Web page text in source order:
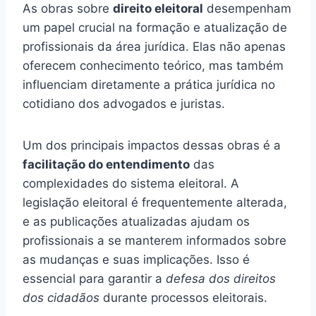
As obras sobre direito eleitoral desempenham
um papel crucial na formação e atualização de
profissionais da área jurídica. Elas não apenas
oferecem conhecimento teórico, mas também
influenciam diretamente a prática jurídica no
cotidiano dos advogados e juristas.
Um dos principais impactos dessas obras é a
facilitação do entendimento das
complexidades do sistema eleitoral. A
legislação eleitoral é frequentemente alterada,
e as publicações atualizadas ajudam os
profissionais a se manterem informados sobre
as mudanças e suas implicações. Isso é
essencial para garantir a defesa dos direitos
dos cidadãos durante processos eleitorais.